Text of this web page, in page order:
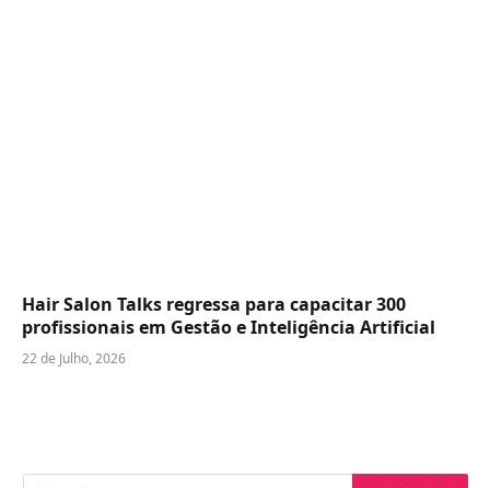
Hair Salon Talks regressa para capacitar 300
profissionais em Gestão e Inteligência Artificial
22 de Julho, 2026